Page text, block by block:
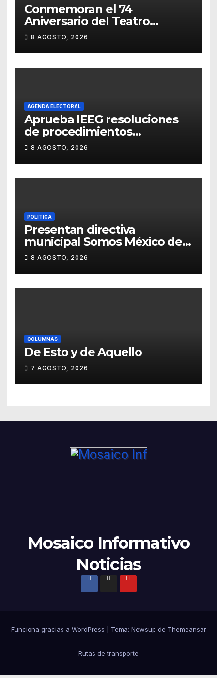
Conmemoran el 74
Aniversario del Teatro
Universitario con una
representación del
“Retablillo jovial”
8 AGOSTO, 2026
AGENDA ELECTORAL
Aprueba IEEG resoluciones
de procedimientos
sancionadores
8 AGOSTO, 2026
POLÍTICA
Presentan directiva
municipal Somos México de
Guanajuato
8 AGOSTO, 2026
COLUMNAS
De Esto y de Aquello
7 AGOSTO, 2026
Mosaico Informativo
Noticias
Funciona gracias a WordPress Tema: Newsup de Themeansar
Rutas de transporte